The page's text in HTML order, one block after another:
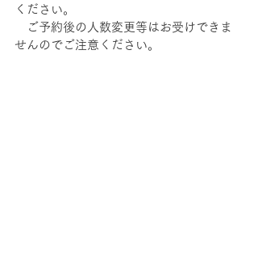
ください。
ご予約後の人数変更等はお受けできま
せんのでご注意ください。